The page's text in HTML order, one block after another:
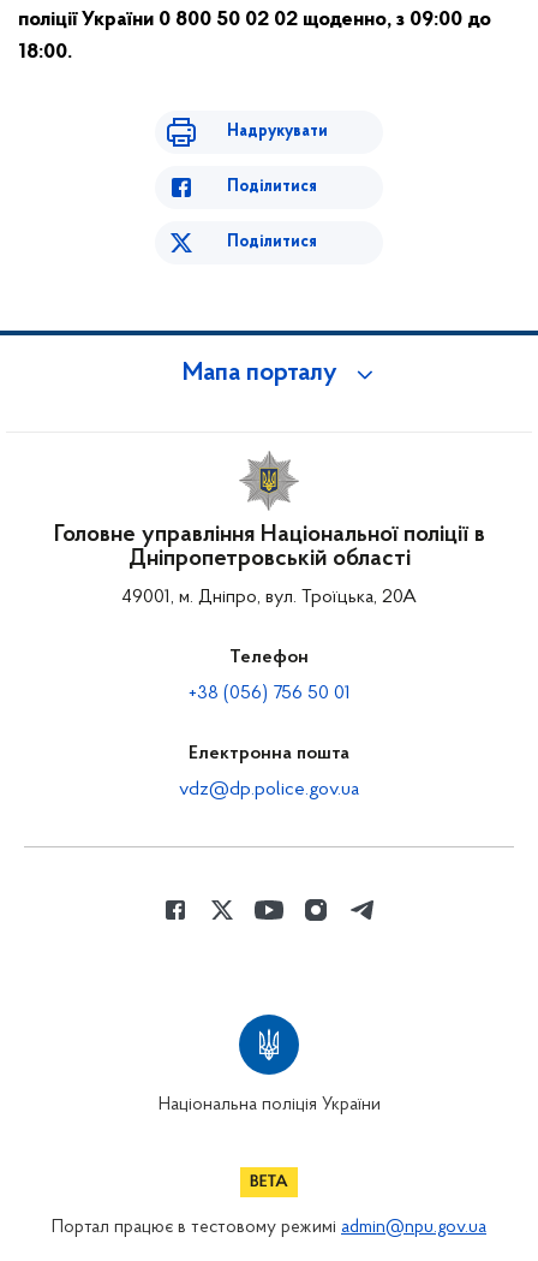
поліції України 0 800 50 02 02 щоденно, з 09:00 до
18:00.
Надрукувати
Поділитися
Поділитися
Мапа порталу
Головне управління Національної поліції в
Дніпропетровській області
49001, м. Дніпро, вул. Троїцька, 20А
Телефон
+38 (056) 756 50 01
Електронна пошта
vdz@dp.police.gov.ua
Національна поліція України
Портал працює в тестовому режимі admin@npu.gov.ua